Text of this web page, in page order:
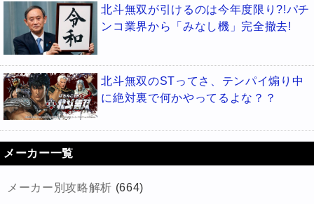
北斗無双が引けるのは今年度限り?!パチ
ンコ業界から「みなし機」完全撤去!
北斗無双のSTってさ、テンパイ煽り中
に絶対裏で何かやってるよな？？
メーカー一覧
メーカー別攻略解析 (664)